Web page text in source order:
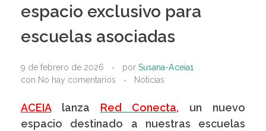
espacio exclusivo para
escuelas asociadas
9 de febrero de 2026 por Susana-Aceia1
con No hay comentarios Noticias
ACEIAlanza Red Conecta, un nuevo
espacio destinado a nuestras escuelas